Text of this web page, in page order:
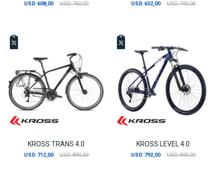
USD 608,00 USD 760,00 USD 632,00 USD 790,00
KROSS TRANS 4.0
USD 712,00 USD 890,00
KROSS LEVEL 4.0
USD 792,00 USD 990,00